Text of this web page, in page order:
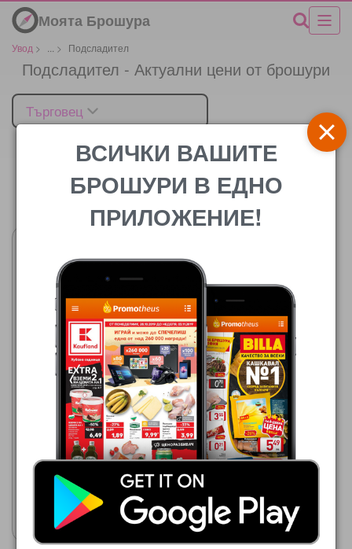
Моята Брошура
Увод > > Подсладител
Подсладител - Актуални цени от брошури
Търговец
Цената
01.07.2026 - 31.08.2026
1,40 €
ARO Подсладител на
таблетки
Покажи брошурата
ВСИЧКИ ВАШИТЕ
БРОШУРИ В ЕДНО
ПРИЛОЖЕНИЕ!